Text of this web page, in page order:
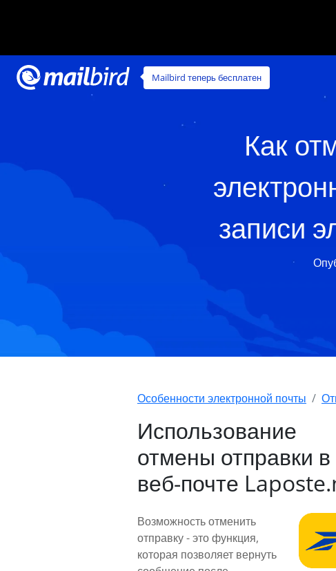
Mailbird теперь бесплатен
Как
записи
Особенности электронной почты
Использование
отмены отправки в
веб-почте
Возможность отменить
отправку - это функция,
которая позволяет вернуть